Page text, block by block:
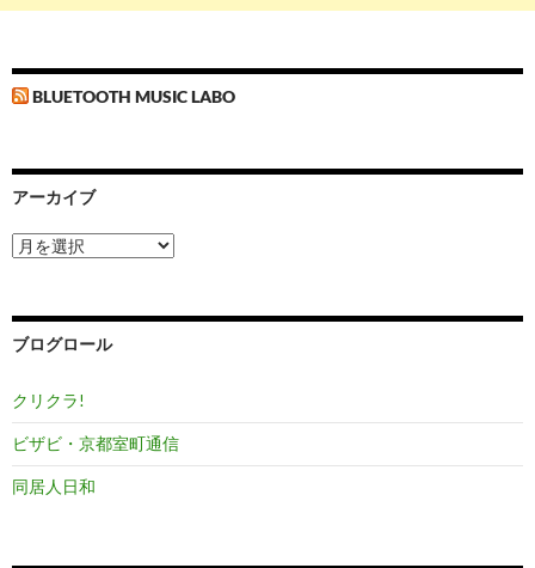
BLUETOOTH MUSIC LABO
アーカイブ
ア
ー
ブ
ブログロール
クリクラ!
ビザビ・京都室町通信
同居人日和